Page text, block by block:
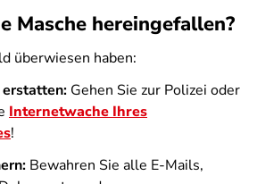
Masche hereingefallen?
überwiesen haben:
Gehen Sie zur Polizei oder
Internetwache Ihres
!
Bewahren Sie alle E-Mails,